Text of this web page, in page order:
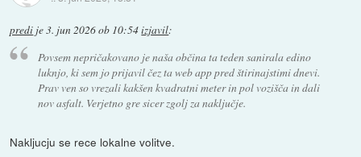
predi je3. jun 2026 ob 10:54izjavil:
Povsem nepričakovano je naša občina ta teden sanirala edino
luknjo, ki sem jo prijavil čez ta web app pred štirinajstimi dnevi.
Prav ven so vrezali kakšen kvadratni meter in pol vozišča in dali
nov asfalt. Verjetno gre sicer zgolj za naključje.
Nakljucju se rece lokalne volitve.